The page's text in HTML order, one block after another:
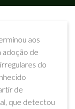
aos
adoção de
do
de
que detectou